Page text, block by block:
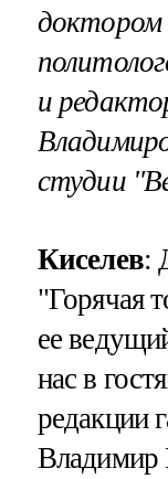
доктором
и
студии
Киселев:
"Горячая
ее
нас в
редакции
Владимир